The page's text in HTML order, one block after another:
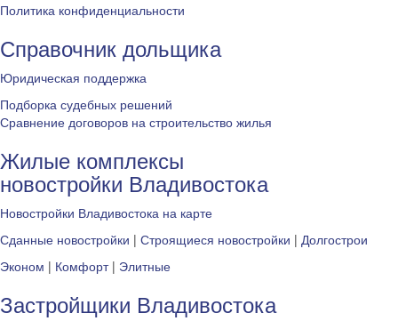
Политика конфиденциальности
Справочник дольщика
Юридическая поддержка
Подборка судебных решений
Сравнение договоров на строительство жилья
Жилые комплексы
новостройки Владивостока
Новостройки Владивостока на карте
Сданные новостройки | Строящиеся новостройки | Долгострои
Эконом | Комфорт| Элитные
Застройщики Владивостока